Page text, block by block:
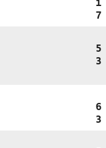
1
7
5
3
6
3